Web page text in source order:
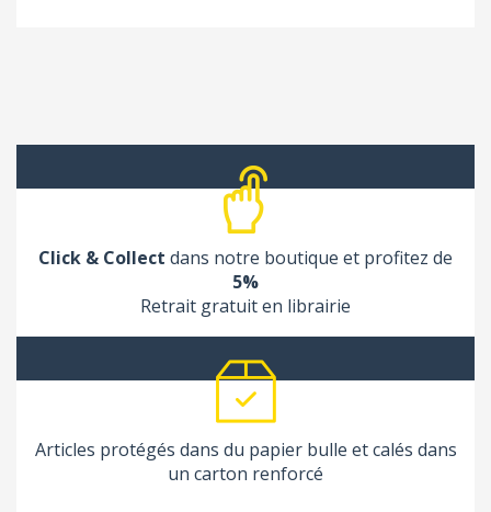
Click & Collect dans notre boutique et profitez de
5%
Retrait gratuit en librairie
Articles protégés dans du papier bulle et calés dans
un carton renforcé